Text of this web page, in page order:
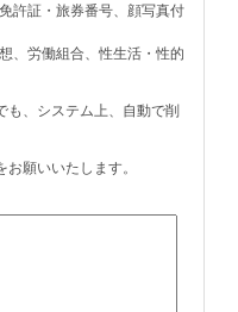
許証・旅券番号、顔写真付
、労働組合、性生活・性的
も、システム上、自動で削
願いいたします。